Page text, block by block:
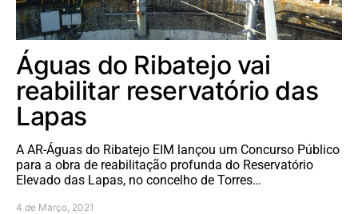
Águas do Ribatejo vai
reabilitar reservatório das
Lapas
A AR-Águas do Ribatejo EIM lançou um Concurso Público
para a obra de reabilitação profunda do Reservatório
Elevado das Lapas, no concelho de Torres…
4 de Março, 2021